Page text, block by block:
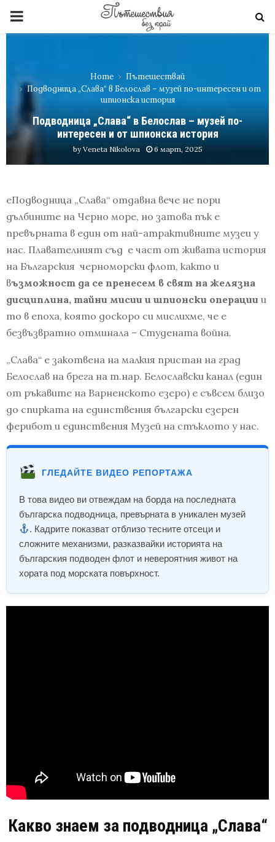
PRIMARY
Home
Пътешествай
Подводница „Слава“ в Белослав – музей по-интересен и от
шпионска история
Подводница „Слава“ в Белослав – музей по-
интересен и от шпионска история
byVeneta Nikolova 6 март, 2025
еПодводница „Слава“ отдавна вече не пори
дълбините на Черно море, но затова пък е
превърната в един от най-атрактивните музеи у
нас. Плавателният съд е част от живата история
на Българския черноморски флот, както и
възможност да се пренесем в свят на желязна
дисциплина, тайни мисии и шпионски операции и
то в епоха, която доскоро си мислихме, че е
безвъзвратно отминала – Студената война.
„Слава“ е закотвена на малкия пристан на град
Белослав на брега на т.нар. Белославски канал (един
от ръкавите на Варненското езеро) е съвсем близо
до спирката на единствения български езерен
ферибот и единствения Музей на стъклото у нас.
ГЛЕДАЙТЕ ВИДЕО РЕПОРТАЖА
В това видео ви отвеждам на борда на последната
българска подводница, превърната в уникален музей
. Кадрите показват отблизо тесните отсеци и
сложните механизми, разказвайки историята на
българския подводен флот и невероятния живот на
хората под морската повърхност.
Какво знаем за подводница „Слава“